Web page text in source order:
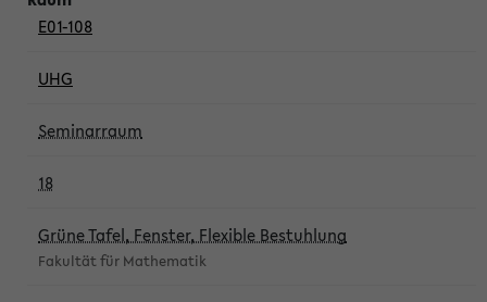
E01-108
UHG
Seminarraum
18
Grüne Tafel, Fenster, Flexible Bestuhlung
Fakultät für Mathematik